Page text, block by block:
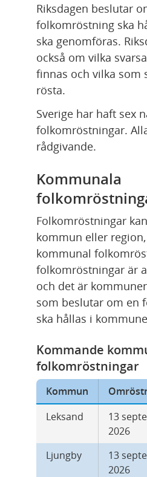
Riksdagen beslutar
folkomröstning ska
ska genomföras.
också om vilka
finnas och vilka som
rösta.
Sverige har haft sex
folkomröstningar.
rådgivande.
Kommunala
Folkomröstningar
kommun eller
kommunal
folkomröstningar är
och det är
som beslutar om en
ska hållas i
Kommande
folkomröstningar
Kommun
Leksand
13
2026
Ljungby
13
2026